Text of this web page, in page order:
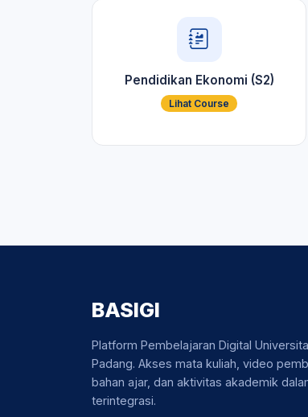
Pendidikan Ekonomi (S2)
Lihat Course
BASIGI
Platform Pembelajaran Digital
Padang. Akses mata kuliah, video
bahan ajar, dan aktivitas akademik
terintegrasi.